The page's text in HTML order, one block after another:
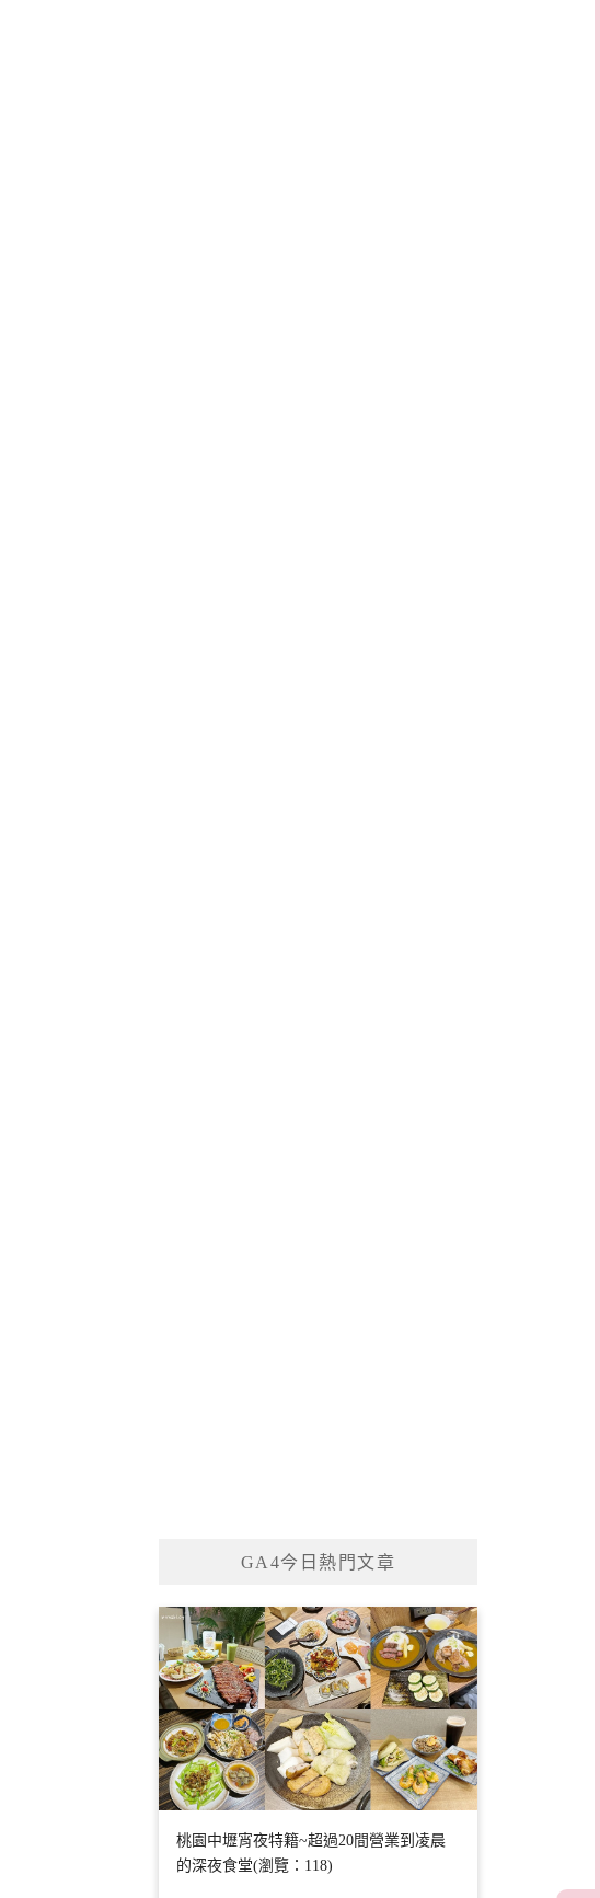
GA4今日熱門文章
桃園中壢宵夜特籍~超過20間營業到凌晨
的深夜食堂(瀏覽：118)